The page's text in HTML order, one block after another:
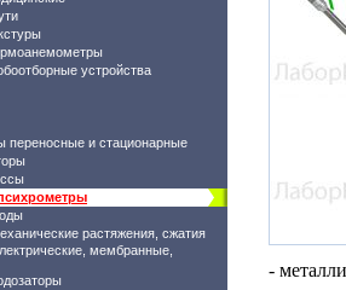
устройства
переносные и стационарные
растяжения, сжатия
мембранные,
-